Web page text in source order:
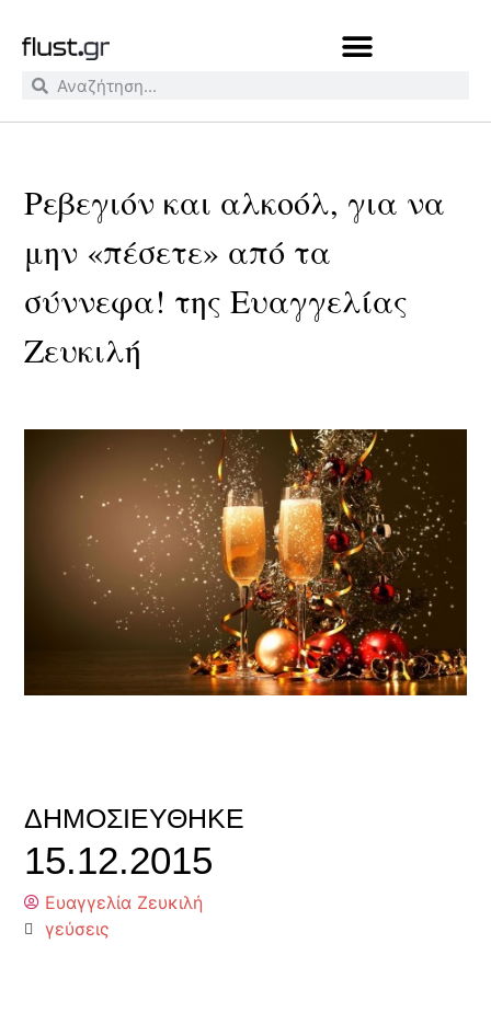
Ρεβεγιόν και αλκοόλ, για να
μην «πέσετε» από τα
σύννεφα! της Ευαγγελίας
Ζευκιλή
ΔΗΜΟΣΙΕΎΘΗΚΕ
15.12.2015
Ευαγγελία Ζευκιλή
γεύσεις